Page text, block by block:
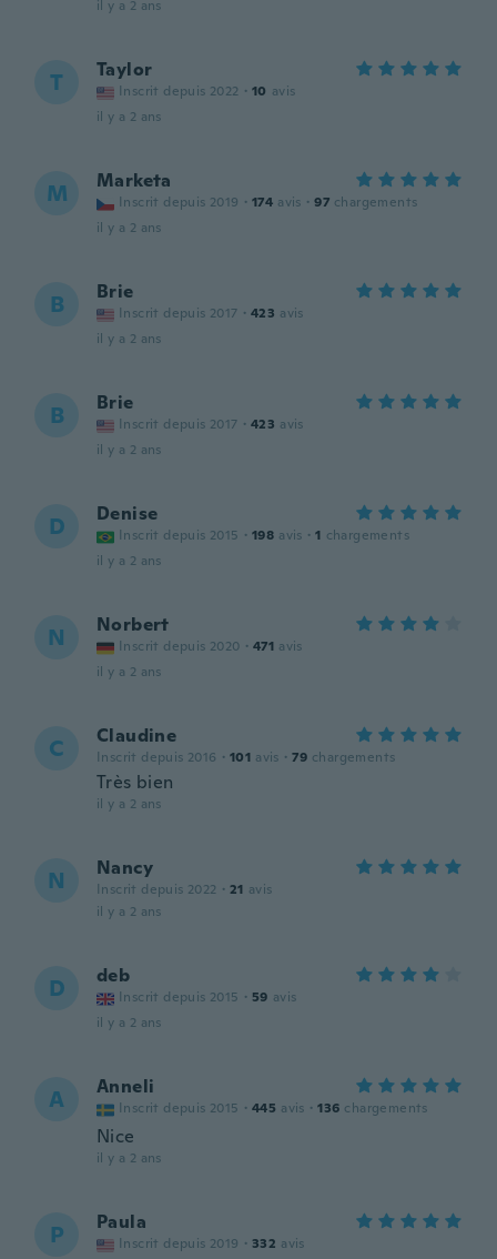
il y a 2 ans
T Taylor
Inscrit depuis 2022 · 10 avis
il y a 2 ans
M Marketa
Inscrit depuis 2019 · 174 avis · 97 chargements
il y a 2 ans
B Brie
Inscrit depuis 2017 · 423 avis
il y a 2 ans
B Brie
Inscrit depuis 2017 · 423 avis
il y a 2 ans
D Denise
Inscrit depuis 2015 · 198 avis · 1 chargements
il y a 2 ans
N Norbert
Inscrit depuis 2020 · 471 avis
il y a 2 ans
C Claudine
Inscrit depuis 2016 · 101 avis · 79 chargements
Très bien
il y a 2 ans
N Nancy
Inscrit depuis 2022 · 21 avis
il y a 2 ans
D deb
Inscrit depuis 2015 · 59 avis
il y a 2 ans
A Anneli
Inscrit depuis 2015 · 445 avis · 136 chargements
Nice
il y a 2 ans
P Paula
Inscrit depuis 2019 · 332 avis